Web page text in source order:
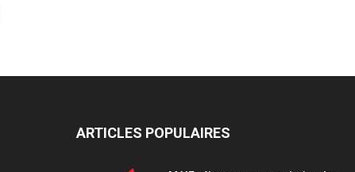
ARTICLES POPULAIRES